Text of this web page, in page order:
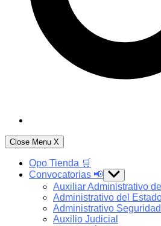
Close Menu X
Opo Tienda 🛒
Convocatorias 📢 Show
sub
menu
Auxiliar Administrativo
Administrativo del
Administrativo
Auxilio Judicial